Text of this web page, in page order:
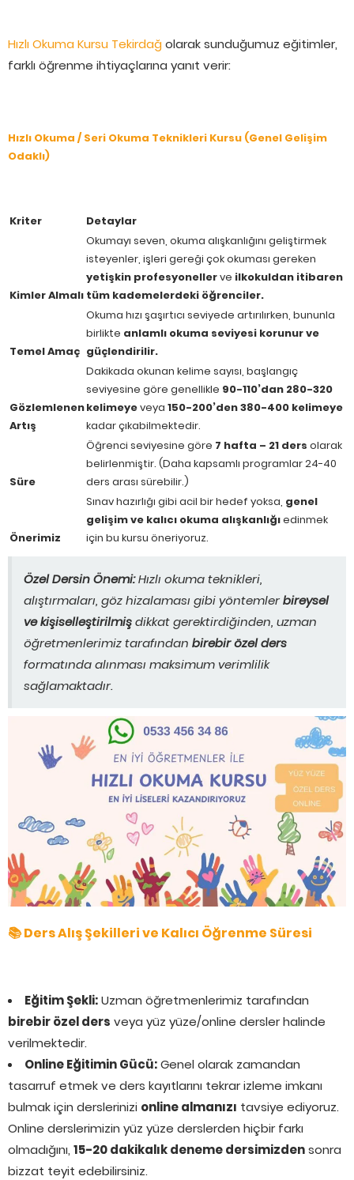
Hızlı Okuma Kursu Tekirdağ olarak sunduğumuz eğitimler,
farklı öğrenme ihtiyaçlarına yanıt verir:
Hızlı Okuma / Seri Okuma Teknikleri Kursu (Genel Gelişim
Odaklı)
Kriter Detaylar
Kimler Almalı
Okumayı seven, okuma alışkanlığını geliştirmek
isteyenler, işleri gereği çok okuması gereken
yetişkin profesyonellerve ilkokuldan itibaren
tüm kademelerdeki öğrenciler.
Temel Amaç
Okuma hızı şaşırtıcı seviyede artırılırken, bununla
birlikte anlamlı okuma seviyesi korunur ve
güçlendirilir.
Gözlemlenen
Artış
Dakikada okunan kelime sayısı, başlangıç
seviyesine göre genellikle 90-110’dan 280-320
kelimeyeveya 150-200’den 380-400 kelimeye
kadar çıkabilmektedir.
Süre
Öğrenci seviyesine göre 7 hafta – 21 ders olarak
belirlenmiştir. (Daha kapsamlı programlar 24-40
ders arası sürebilir.)
Önerimiz
Sınav hazırlığı gibi acil bir hedef yoksa, genel
gelişim ve kalıcı okuma alışkanlığıedinmek
için bu kursu öneriyoruz.
Özel Dersin Önemi:Hızlı okuma teknikleri,
alıştırmaları, göz hizalaması gibi yöntemlerbireysel
ve kişiselleştirilmişdikkat gerektirdiğinden, uzman
öğretmenlerimiz tarafından birebir özel ders
formatında alınması maksimum verimlilik
sağlamaktadır.
📚 Ders Alış Şekilleri ve Kalıcı Öğrenme Süresi
Eğitim Şekli:Uzman öğretmenlerimiz tarafından
birebir özel ders veya yüz yüze/online dersler halinde
verilmektedir.
Online Eğitimin Gücü:Genel olarak zamandan
tasarruf etmek ve ders kayıtlarını tekrar izleme imkanı
bulmak için derslerinizi online almanızı tavsiye ediyoruz.
Online derslerimizin yüz yüze derslerden hiçbir farkı
olmadığını, 15-20 dakikalık deneme dersimizdensonra
bizzat teyit edebilirsiniz.